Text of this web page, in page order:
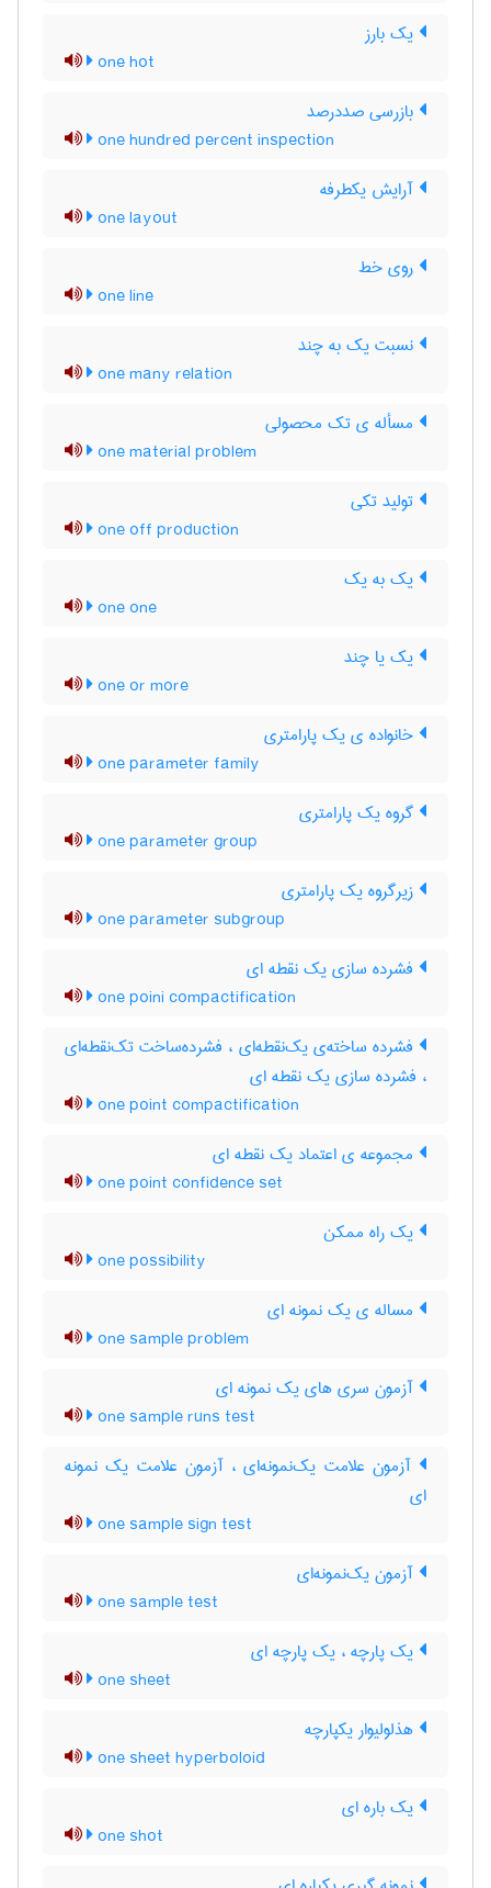
یک بارز
one hot
بازرسی صددرصد
one hundred percent inspection
آرایش یکطرفه
one layout
روی خط
one line
نسبت یک به چند
one many relation
مسأله ی تک محصولی
one material problem
تولید تکی
one off production
یک به یک
one one
یک یا چند
one or more
خانواده ی یک پارامتری
one parameter family
گروه یک پارامتری
one parameter group
زیرگروه یک پارامتری
one parameter subgroup
فشرده سازی یک نقطه ای
one poini compactification
فشرده ساخته‌ی یک‌نقطه‌ای ، فشرده‌ساخت تک‌نقطه‌ای
، فشرده سازی یک نقطه ای
one point compactification
مجموعه ی اعتماد یک نقطه ای
one point confidence set
یک راه ممکن
one possibility
مساله ی یک نمونه ای
one sample problem
آزمون سری های یک نمونه ای
one sample runs test
آزمون علامت یک‌نمونه‌ای ، آزمون علامت یک نمونه
ای
one sample sign test
آزمون یک‌نمونه‌ای
one sample test
یک پارچه ، یک پارچه ای
one sheet
هذلولیوار یکپارچه
one sheet hyperboloid
یک باره ای
one shot